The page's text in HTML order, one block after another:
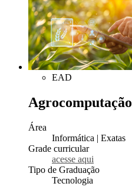
EAD
Agrocomputação
Área
Informática | Exatas
Grade curricular
acesse aqui
Tipo de Graduação
Tecnologia